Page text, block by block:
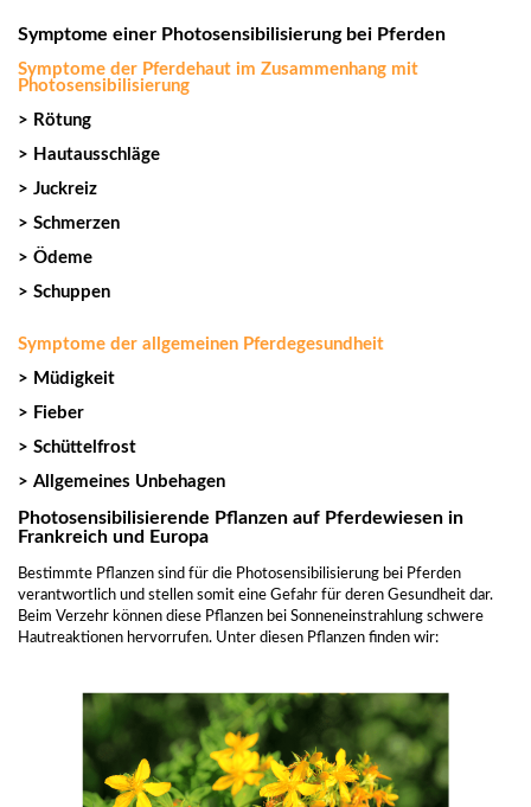
Symptome einer Photosensibilisierung bei Pferden
Symptome der Pferdehaut im Zusammenhang mit
Photosensibilisierung
> Rötung
> Hautausschläge
> Juckreiz
> Schmerzen
> Ödeme
> Schuppen
Symptome der allgemeinen Pferdegesundheit
> Müdigkeit
> Fieber
> Schüttelfrost
> Allgemeines Unbehagen
Photosensibilisierende Pflanzen auf Pferdewiesen in
Frankreich und Europa
Bestimmte Pflanzen sind für die Photosensibilisierung bei Pferden
verantwortlich und stellen somit eine Gefahr für deren Gesundheit dar.
Beim Verzehr können diese Pflanzen bei Sonneneinstrahlung schwere
Hautreaktionen hervorrufen. Unter diesen Pflanzen finden wir: